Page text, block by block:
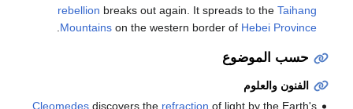
rebellion breaks out again. It spreads to the Taihang
Mountainson the western border of Hebei Province
حسب الموضوع
الفنون والعلوم
Cleomedesdiscovers the refraction of light by the Earth's